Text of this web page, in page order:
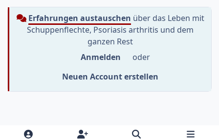
Erfahrungen austauschen über das Leben mit
Schuppenflechte, Psoriasis arthritis und dem
ganzen Rest
Anmelden
oder
Neuen Account erstellen